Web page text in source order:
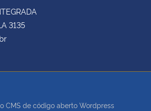
3135
CMS de código aberto Wordpress